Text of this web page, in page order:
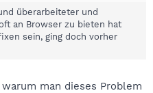
überarbeiteter und
an Browser zu bieten hat
sein, ging doch vorher
man dieses Problem